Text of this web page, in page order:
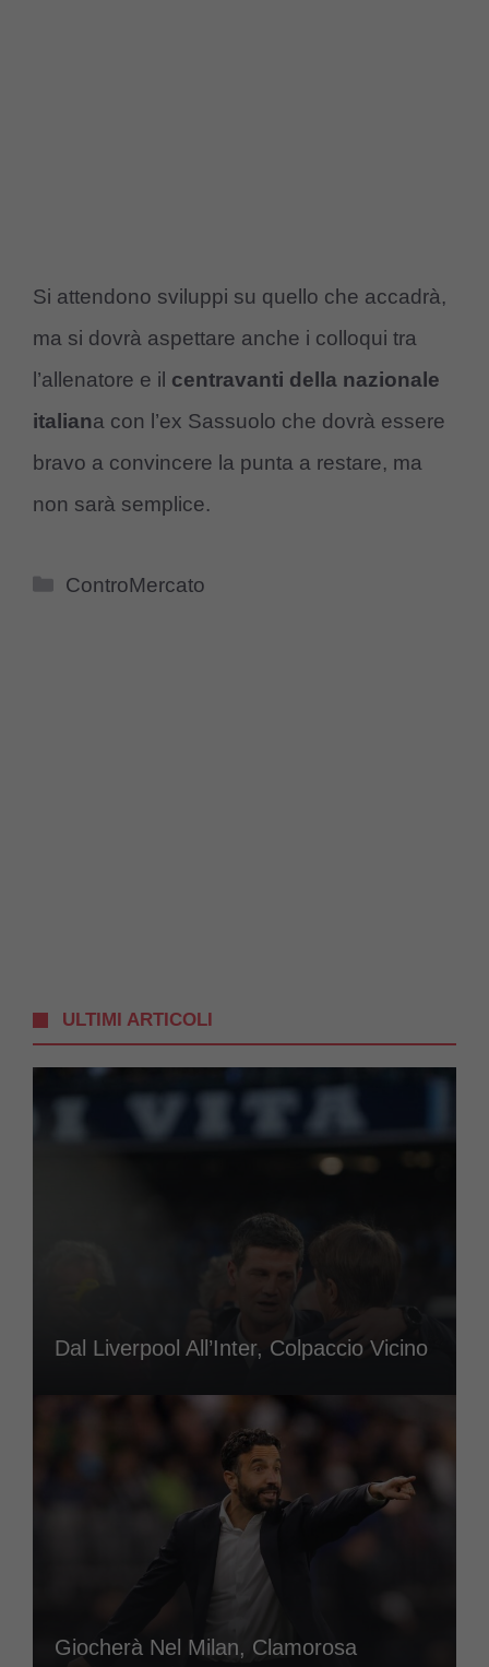
Si attendono sviluppi su quello che accadrà,
ma si dovrà aspettare anche i colloqui tra
l’allenatore e il centravanti della nazionale
italiana con l’ex Sassuolo che dovrà essere
bravo a convincere la punta a restare, ma
non sarà semplice.
Categorie
ControMercato
ULTIMI ARTICOLI
Dal Liverpool All’Inter, Colpaccio Vicino
Giocherà Nel Milan, Clamorosa